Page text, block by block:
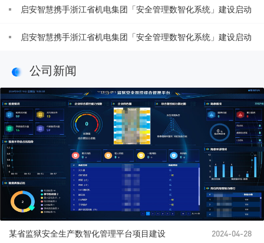
启安智慧携手浙江省机电集团「安全管理数智化系统」建设启动
启安智慧携手浙江省机电集团「安全管理数智化系统」建设启动
公司新闻
某省监狱安全生产数智化管理平台项目建设 2024-04-28